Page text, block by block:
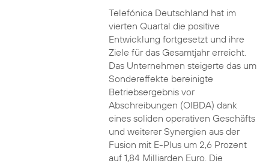
Telefónica Deutschland hat im
vierten Quartal die positive
Entwicklung fortgesetzt und ihre
Ziele für das Gesamtjahr erreicht.
Das Unternehmen steigerte das um
Sondereffekte bereinigte
Betriebsergebnis vor
Abschreibungen (OIBDA) dank
eines soliden operativen Geschäfts
und weiterer Synergien aus der
Fusion mit E-Plus um 2,6 Prozent
auf 1,84 Milliarden Euro. Die